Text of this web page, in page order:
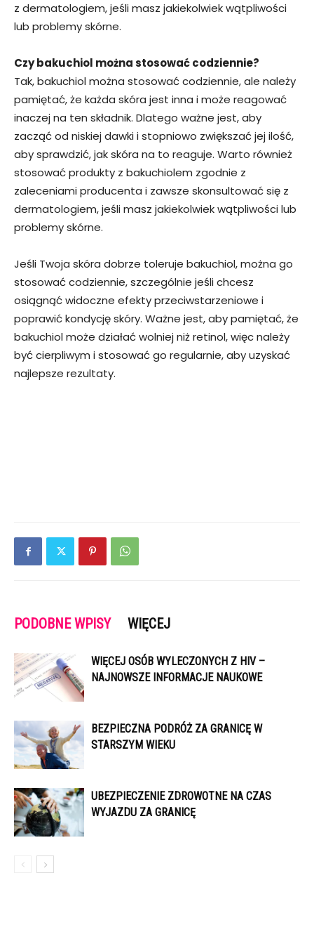
z dermatologiem, jeśli masz jakiekolwiek wątpliwości
lub problemy skórne.
Czy bakuchiol można stosować codziennie?
Tak, bakuchiol można stosować codziennie, ale należy
pamiętać, że każda skóra jest inna i może reagować
inaczej na ten składnik. Dlatego ważne jest, aby
zacząć od niskiej dawki i stopniowo zwiększać jej ilość,
aby sprawdzić, jak skóra na to reaguje. Warto również
stosować produkty z bakuchiolem zgodnie z
zaleceniami producenta i zawsze skonsultować się z
dermatologiem, jeśli masz jakiekolwiek wątpliwości lub
problemy skórne.
Jeśli Twoja skóra dobrze toleruje bakuchiol, można go
stosować codziennie, szczególnie jeśli chcesz
osiągnąć widoczne efekty przeciwstarzeniowe i
poprawić kondycję skóry. Ważne jest, aby pamiętać, że
bakuchiol może działać wolniej niż retinol, więc należy
być cierpliwym i stosować go regularnie, aby uzyskać
najlepsze rezultaty.
PODOBNE WPISY WIĘCEJ
WIĘCEJ OSÓB WYLECZONYCH Z HIV –
NAJNOWSZE INFORMACJE NAUKOWE
BEZPIECZNA PODRÓŻ ZA GRANICĘ W
STARSZYM WIEKU
UBEZPIECZENIE ZDROWOTNE NA CZAS
WYJAZDU ZA GRANICĘ